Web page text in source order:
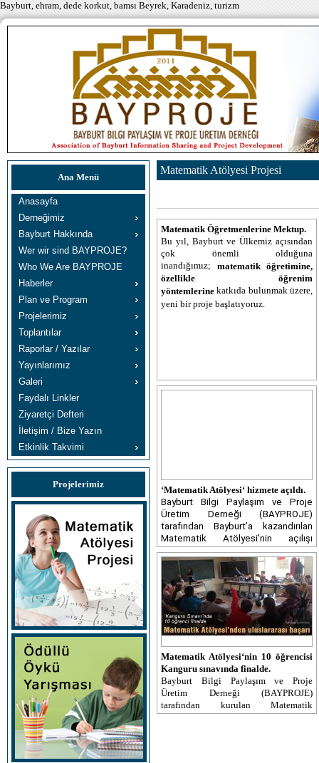
Bayburt, ehram, dede korkut, bamsı Beyrek, Karadeniz, turizm
Ana Menü
Anasayfa
Derneğimiz
Bayburt Hakkında
Wer wir sind BAYPROJE?
Who We Are BAYPROJE
Haberler
Plan ve Program
Projelerimiz
Toplantılar
Raporlar / Yazılar
Yayınlarımız
Galeri
Faydalı Linkler
Ziyaretçi Defteri
İletişim / Bize Yazın
Etkinlik Takvimi
Projelerimiz
Matematik Atölyesi Projesi
Matematik Öğretmenlerine Mektup.
Bu yıl, Bayburt ve Ülkemiz açısından
çok önemli olduğuna
inandığımız; matematik öğretimine,
özellikle öğrenim
yöntemlerinekatkıda bulunmak üzere,
yeni bir proje başlatıyoruz.
‘Matematik Atölyesi‘ hizmete açıldı.
Bayburt Bilgi Paylaşım ve Proje
Üretim Derneği (BAYPROJE)
tarafından Bayburt’a kazandırılan
Matematik Atölyesi’nin açılışı
yapıldı.
Matematik Atölyesi‘nin 10 öğrencisi
Kanguru sınavında finalde.
Bayburt Bilgi Paylaşım ve Proje
Üretim Derneği (BAYPROJE)
tarafından kurulan Matematik
Atölyesi'nin öğrencileri büyük bir